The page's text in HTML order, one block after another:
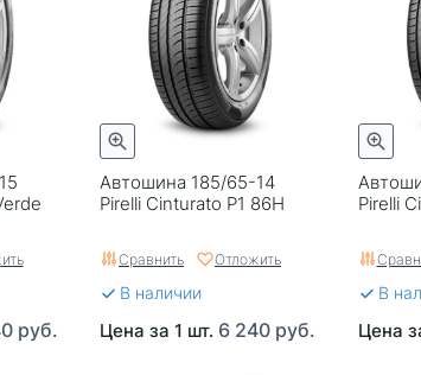
руб.
Автошина 185/65-14
Pirelli Cinturato P1 86H
Сравнить Отложить
В наличии
Цена за 1 шт. 6 240 руб.
Pirelli
В
Цена